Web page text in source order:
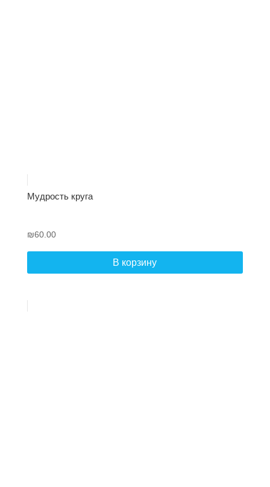
Мудрость круга
₪60.00
В корзину